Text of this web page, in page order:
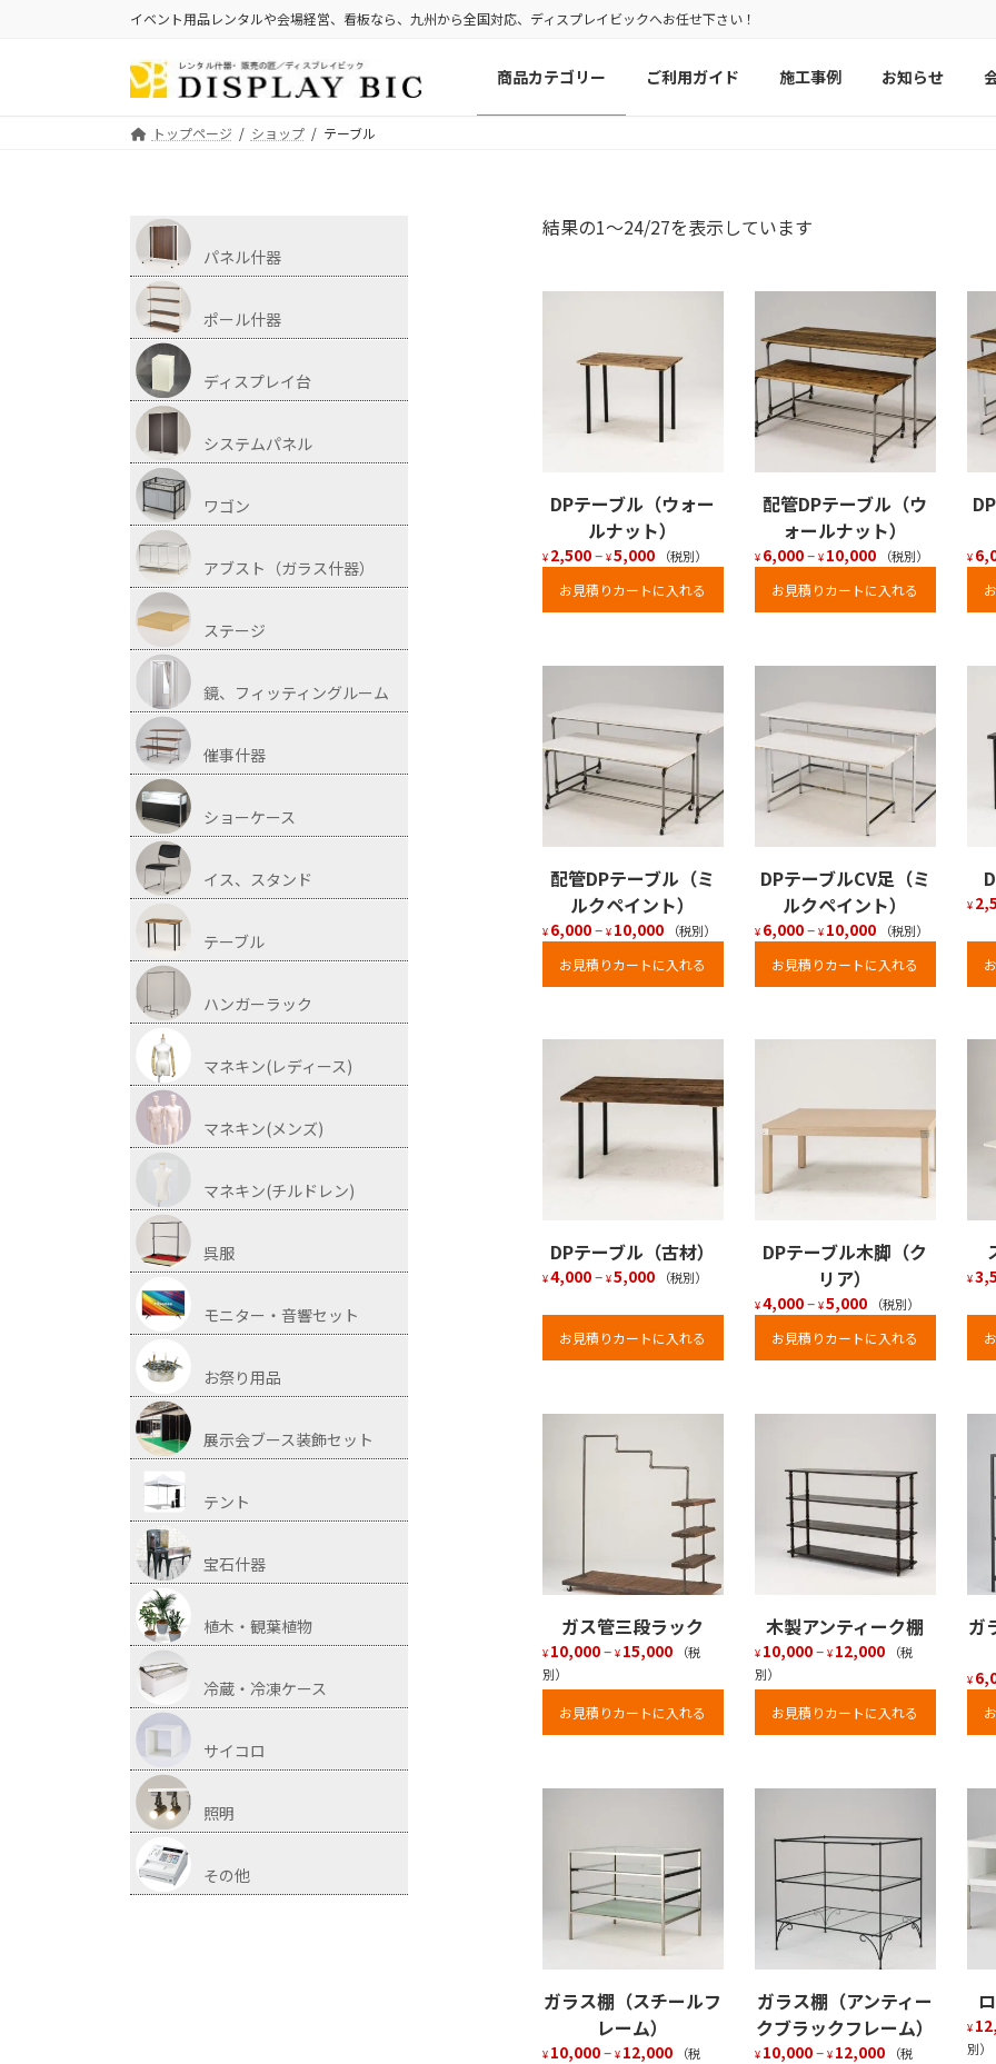
イベント用品レンタルや会場経営、看板なら、九州から全国対応、ディスプレイビックへお任せ下さい！
商品カテゴリー ご利用ガイド 施工事例 お知らせ
トップページ ショップ テーブル
結果の1～24/27を表示しています
DPテーブル（ウォー
ルナット）
¥ 2,500– ¥5,000 （税別）
お見積りカートに入れる
配管DPテーブル（ウ
ォールナット）
¥ 6,000– ¥ 10,000 （税別）
お見積りカートに入れる
¥
配管DPテーブル（ミ
ルクペイント）
¥ 6,000– ¥ 10,000 （税別）
お見積りカートに入れる
DPテーブルCV足（ミ
ルクペイント）
¥ 6,000– ¥ 10,000 （税別）
お見積りカートに入れる
¥
DPテーブル（古材）
¥4,000– ¥5,000 （税別）
お見積りカートに入れる
DPテーブル木脚（ク
リア）
¥4,000– ¥5,000 （税別）
お見積りカートに入れる
¥
ガス管三段ラック
¥ 10,000– ¥ 15,000
（税
別）
お見積りカートに入れる
木製アンティーク棚
¥ 10,000– ¥ 12,000
（税
別）
お見積りカートに入れる
ガ
¥
ガラス棚（スチールフ
レーム）
¥ 10,000– ¥ 12,000
（税
ガラス棚（アンティー
クブラックフレーム）
¥ 10,000– ¥ 12,000
（税
¥
別）
パネル什器
ポール什器
ディスプレイ台
システムパネル
ワゴン
アブスト（ガラス什器）
ステージ
鏡、フィッティングルーム
催事什器
ショーケース
イス、スタンド
テーブル
ハンガーラック
マネキン(レディース)
マネキン(メンズ)
マネキン(チルドレン)
呉服
モニター・音響セット
お祭り用品
展示会ブース装飾セット
テント
宝石什器
植木・観葉植物
冷蔵・冷凍ケース
サイコロ
照明
その他